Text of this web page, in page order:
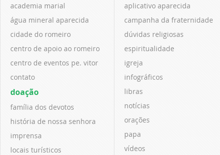
academia marial
água mineral aparecida
cidade do romeiro
centro de apoio ao romeiro
centro de eventos pe. vitor
contato
doação
família dos devotos
história de nossa senhora
imprensa
locais turísticos
aplicativo aparecida
campanha da fraternidade
dúvidas religiosas
espiritualidade
igreja
infográficos
libras
notícias
orações
papa
vídeos